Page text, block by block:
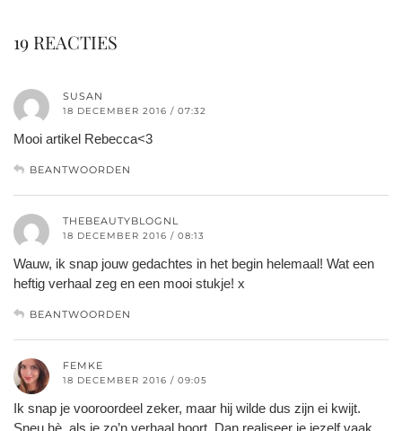
19 REACTIES
SUSAN
18 DECEMBER 2016 / 07:32
Mooi artikel Rebecca<3
BEANTWOORDEN
THEBEAUTYBLOGNL
18 DECEMBER 2016 / 08:13
Wauw, ik snap jouw gedachtes in het begin helemaal! Wat een
heftig verhaal zeg en een mooi stukje! x
BEANTWOORDEN
FEMKE
18 DECEMBER 2016 / 09:05
Ik snap je vooroordeel zeker, maar hij wilde dus zijn ei kwijt.
Sneu hè, als je zo’n verhaal hoort. Dan realiseer je jezelf vaak